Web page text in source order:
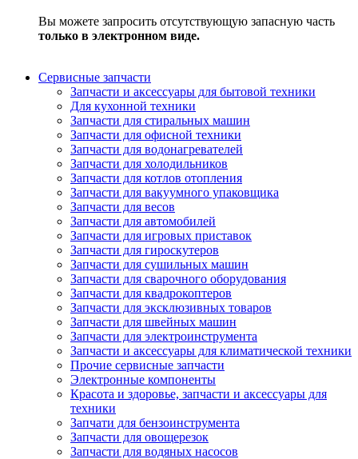
Вы можете запросить отсутствующую запасную часть
только в электронном виде.
Сервисные запчасти
Запчасти и аксессуары для бытовой техники
Для кухонной техники
Запчасти для стиральных машин
Запчасти для офисной техники
Запчасти для водонагревателей
Запчасти для холодильников
Запчасти для котлов отопления
Запчасти для вакуумного упаковщика
Запчасти для весов
Запчасти для автомобилей
Запчасти для игровых приставок
Запчасти для гироскутеров
Запчасти для сушильных машин
Запчасти для сварочного оборудования
Запчасти для квадрокоптеров
Запчасти для эксклюзивных товаров
Запчасти для швейных машин
Запчасти для электроинструмента
Запчасти и аксессуары для климатической техники
Прочие сервисные запчасти
Электронные компоненты
Красота и здоровье, запчасти и аксессуары для
техники
Запчати для бензоинструмента
Запчасти для овощерезок
Запчасти для водяных насосов